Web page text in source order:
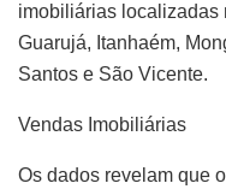
imobiliárias localizadas
Guarujá, Itanhaém,
Santos e São Vicente.
Vendas Imobiliárias
Os dados revelam que